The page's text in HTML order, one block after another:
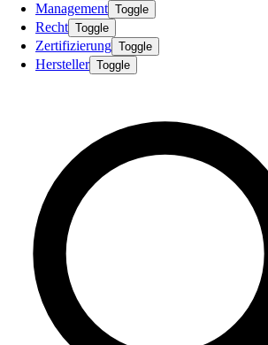
Management Toggle
Recht Toggle
Zertifizierung Toggle
Hersteller Toggle